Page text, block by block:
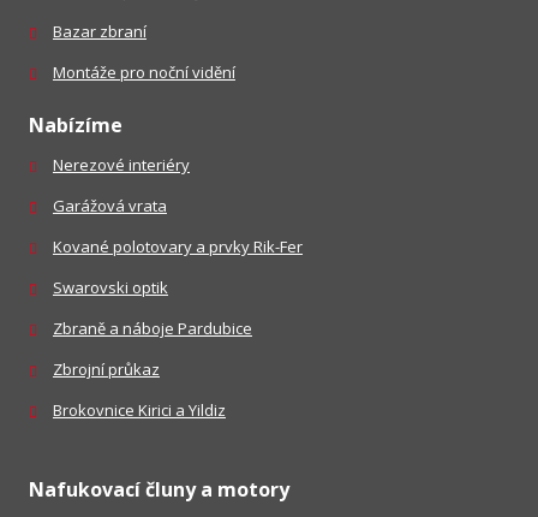
Bazar zbraní
Montáže pro noční vidění
Nabízíme
Nerezové interiéry
Garážová vrata
Kované polotovary a prvky Rik-Fer
Swarovski optik
Zbraně a náboje Pardubice
Zbrojní průkaz
Brokovnice Kirici a Yildiz
Nafukovací čluny a motory